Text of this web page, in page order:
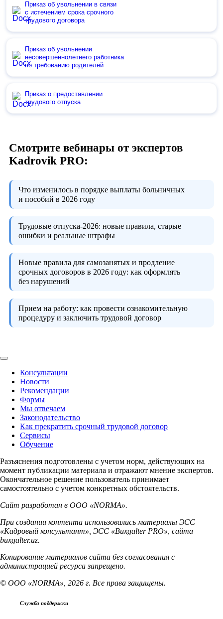
Приказ об увольнении в связи
с истечением срока срочного
трудового договора
Приказ об увольнении
несовершеннолетнего работника
по требованию родителей
Приказ о предоставлении
трудового отпуска
Смотрите вебинары от экспертов
Kadrovik PRO:
Что изменилось в порядке выплаты больничных
и пособий в 2026 году
Трудовые отпуска-2026: новые правила, старые
ошибки и реальные штрафы
Новые правила для самозанятых и продление
срочных договоров в 2026 году: как оформлять
без нарушений
Прием на работу: как провести ознакомительную
процедуру и заключить трудовой договор
Консультации
Новости
Рекомендации
Формы
Мы отвечаем
Законодательство
Как прекратить срочный трудовой договор
Сервисы
Обучение
Разъяснения подготовлены с учетом норм, действующих на
момент публикации материала и отражают мнение экспертов.
Окончательное решение пользователь принимает
самостоятельно с учетом конкретных обстоятельств.
Сайт разработан в ООО «NORMA».
При создании контента использовались материалы ЭСС
«Кадровый консультант», ЭСС «Buxgalter PRO», сайта
buxgalter.uz.
Копирование материалов сайта без согласования с
администрацией ресурса запрещено.
© ООО «NORMA», 2026 г. Все права защищены.
Служба поддержки